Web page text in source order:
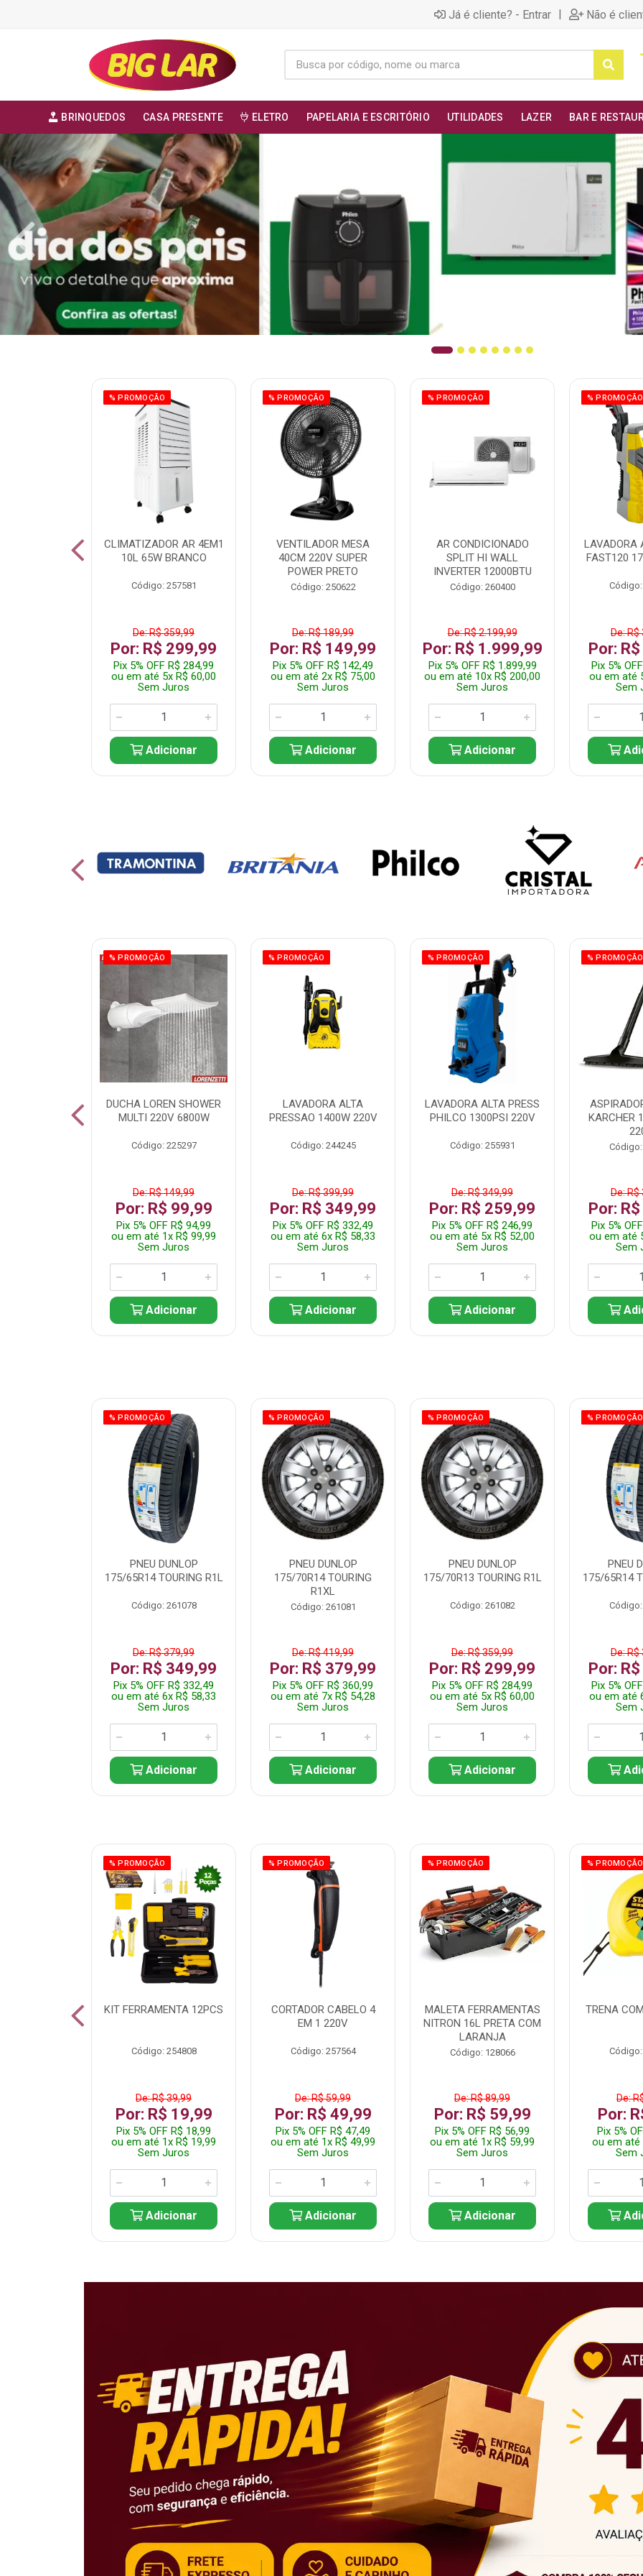
Já é cliente? - Entrar | Não é
BRINQUEDOS CASA PRESENTE ELETRO PAPELARIA E ESCRITÓRIO UTILIDADES LAZER BAR E
% PROMOÇÃO
CLIMATIZADOR AR 4EM1
10L 65W BRANCO
Código: 257581
De: R$ 359,99
Por: R$ 299,99
Pix 5% OFF R$ 284,99
ou em até 5x R$ 60,00
Sem Juros
Adicionar
% PROMOÇÃO
VENTILADOR MESA
40CM 220V SUPER
POWER PRETO
Código: 250622
De: R$ 189,99
Por: R$ 149,99
Pix 5% OFF R$ 142,49
ou em até 2x R$ 75,00
Sem Juros
Adicionar
% PROMOÇÃO
AR CONDICIONADO
SPLIT HI WALL
INVERTER 12000BTU
Código: 260400
De: R$ 2.199,99
Por: R$ 1.999,99
Pix 5% OFF R$ 1.899,99
ou em até 10x R$ 200,00
Sem Juros
Adicionar
% PROMOÇÃO
LAVADORA
FAST120
De: R$
Por:
Pix 5%
ou em até
Sem
% PROMOÇÃO
DUCHA LOREN SHOWER
MULTI 220V 6800W
Código: 225297
De: R$ 149,99
Por: R$ 99,99
Pix 5% OFF R$ 94,99
ou em até 1x R$ 99,99
Sem Juros
Adicionar
% PROMOÇÃO
LAVADORA ALTA
PRESSAO 1400W 220V
Código: 244245
De: R$ 399,99
Por: R$ 349,99
Pix 5% OFF R$ 332,49
ou em até 6x R$ 58,33
Sem Juros
Adicionar
% PROMOÇÃO
LAVADORA ALTA PRESS
PHILCO 1300PSI 220V
Código: 255931
De: R$ 349,99
Por: R$ 259,99
Pix 5% OFF R$ 246,99
ou em até 5x R$ 52,00
Sem Juros
Adicionar
% PROMOÇÃO
KARCHER
De: R$
Por:
Pix 5%
ou em até
Sem
% PROMOÇÃO
PNEU DUNLOP
175/65R14 TOURING R1L
Código: 261078
De: R$ 379,99
Por: R$ 349,99
Pix 5% OFF R$ 332,49
ou em até 6x R$ 58,33
Sem Juros
Adicionar
% PROMOÇÃO
PNEU DUNLOP
175/70R14 TOURING
R1XL
Código: 261081
De: R$ 419,99
Por: R$ 379,99
Pix 5% OFF R$ 360,99
ou em até 7x R$ 54,28
Sem Juros
Adicionar
% PROMOÇÃO
PNEU DUNLOP
175/70R13 TOURING R1L
Código: 261082
De: R$ 359,99
Por: R$ 299,99
Pix 5% OFF R$ 284,99
ou em até 5x R$ 60,00
Sem Juros
Adicionar
% PROMOÇÃO
PNEU
175/65R14
De: R$
Por:
Pix 5%
ou em até
Sem
% PROMOÇÃO
KIT FERRAMENTA 12PCS
Código: 254808
De: R$ 39,99
Por: R$ 19,99
Pix 5% OFF R$ 18,99
ou em até 1x R$ 19,99
Sem Juros
Adicionar
% PROMOÇÃO
CORTADOR CABELO 4
EM 1 220V
Código: 257564
De: R$ 59,99
Por: R$ 49,99
Pix 5% OFF R$ 47,49
ou em até 1x R$ 49,99
Sem Juros
Adicionar
% PROMOÇÃO
MALETA FERRAMENTAS
NITRON 16L PRETA COM
LARANJA
Código: 128066
De: R$ 89,99
Por: R$ 59,99
Pix 5% OFF R$ 56,99
ou em até 1x R$ 59,99
Sem Juros
Adicionar
% PROMOÇÃO
TRENA
De:
Por:
Pix 5%
ou em até
Sem